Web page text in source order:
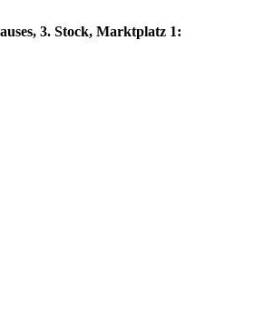
3. Stock, Marktplatz 1: